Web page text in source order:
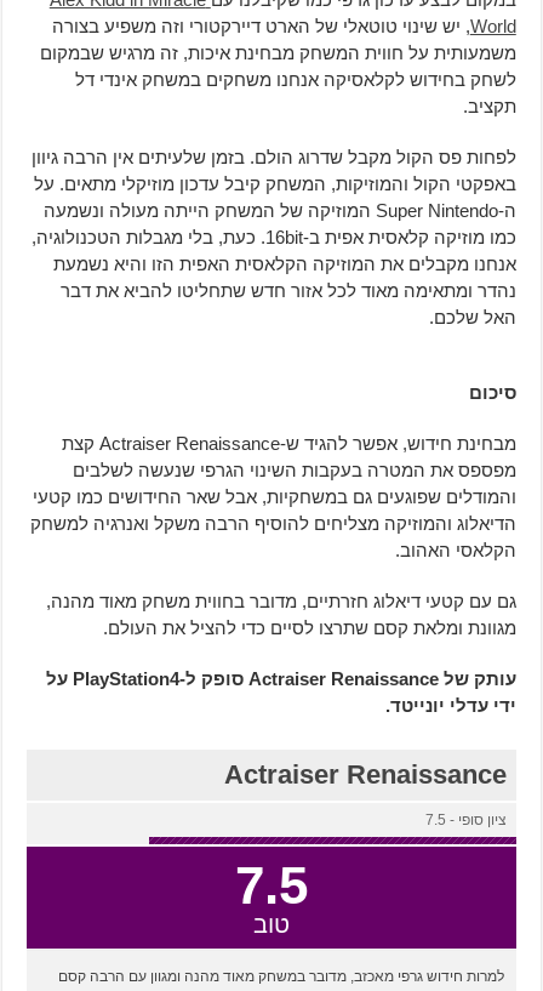
World, יש שינוי טוטאלי של הארט דיירקטורי וזה משפיע בצורה
משמעותית על חווית המשחק מבחינת איכות, זה מרגיש שבמקום
לשחק בחידוש לקלאסיקה אנחנו משחקים במשחק אינדי דל
תקציב.
לפחות פס הקול מקבל שדרוג הולם. בזמן שלעיתים אין הרבה גיוון
באפקטי הקול והמוזיקות, המשחק קיבל עדכון מוזיקלי מתאים. על
ה-Super Nintendo המוזיקה של המשחק הייתה מעולה ונשמעה
כמו מוזיקה קלאסית אפית ב-16bit. כעת, בלי מגבלות הטכנולוגיה,
אנחנו מקבלים את המוזיקה הקלאסית האפית הזו והיא נשמעת
נהדר ומתאימה מאוד לכל אזור חדש שתחליטו להביא את דבר
האל שלכם.
סיכום
מבחינת חידוש, אפשר להגיד ש-Actraiser Renaissance קצת
מפספס את המטרה בעקבות השינוי הגרפי שנעשה לשלבים
והמודלים שפוגעים גם במשחקיות, אבל שאר החידושים כמו קטעי
הדיאלוג והמוזיקה מצליחים להוסיף הרבה משקל ואנרגיה למשחק
הקלאסי האהוב.
גם עם קטעי דיאלוג חזרתיים, מדובר בחווית משחק מאוד מהנה,
מגוונת ומלאת קסם שתרצו לסיים כדי להציל את העולם.
עותק של Actraiser Renaissance סופק ל-PlayStation4 על
ידי עדלי יונייטד.
Actraiser Renaissance
ציון סופי - 7.5
7.5
טוב
למרות חידוש גרפי מאכזב, מדובר במשחק מאוד מהנה ומגוון עם הרבה קסם